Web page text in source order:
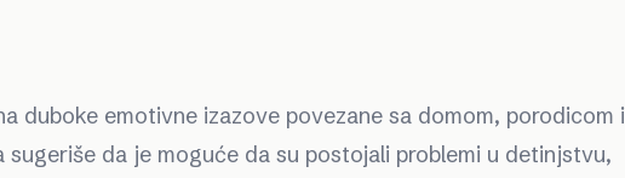
duboke emotivne izazove povezane sa domom, porodicom i
da je moguće da su postojali problemi u detinjstvu,